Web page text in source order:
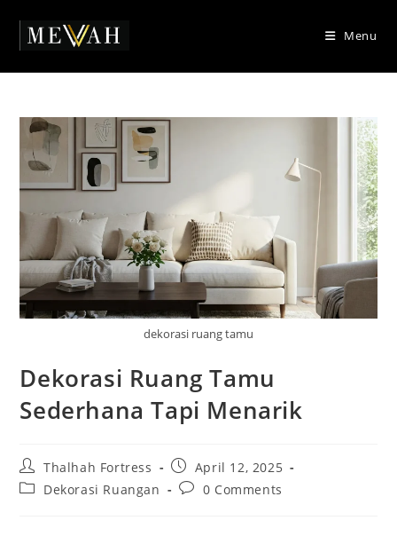
content
Menu
dekorasi ruang tamu
Dekorasi Ruang Tamu
Sederhana Tapi Menarik
Post
author:
Thalhah Fortress
Post
published:
April 12, 2025
PostDekorasi Ruangan
Post0 Comments